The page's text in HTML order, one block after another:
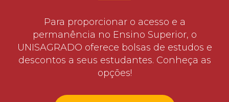
Para proporcionar o acesso e a
permanência no Ensino Superior, o
UNISAGRADO oferece bolsas de estudos e
descontos a seus estudantes. Conheça as
opções!